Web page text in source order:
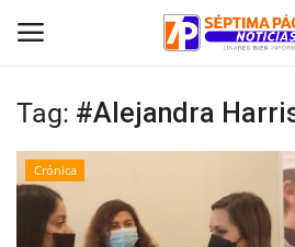
Inicio
Crónica
Tag: #Alejandra
Crónica